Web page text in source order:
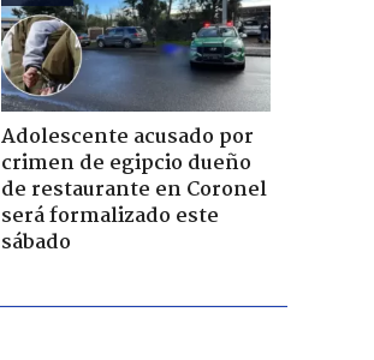
Adolescente acusado por
crimen de egipcio dueño
de restaurante en Coronel
será formalizado este
sábado